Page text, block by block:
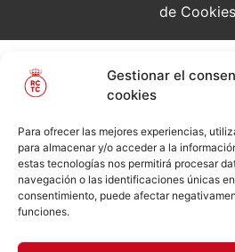
Gestionar el
cookies
Para ofrecer las mejores experiencias,
para almacenar y/o acceder a la
estas tecnologías nos permitirá procesar
navegación o las identificaciones únicas
consentimiento, puede afectar
funciones.
de